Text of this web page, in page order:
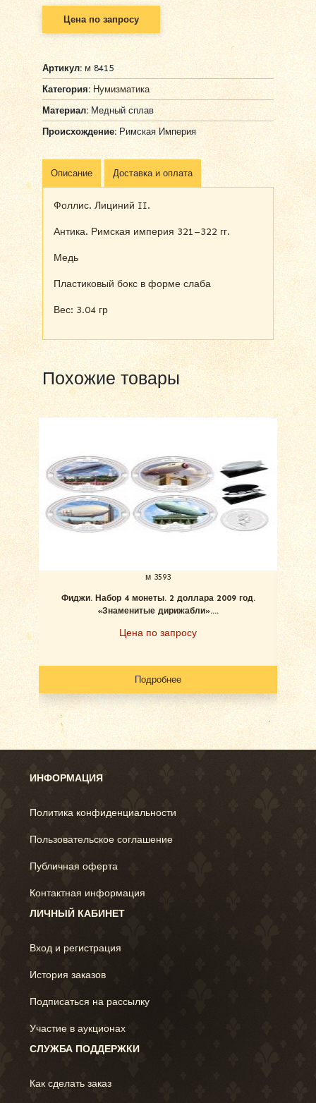
Цена по запросу
Артикул:м 8415
Категория: Нумизматика
Материал:Медный сплав
Происхождение: Римская Империя
Описание Доставка и оплата
Фоллис. Лициний II.
Антика. Римская империя 321–322 гг.
Медь
Пластиковый бокс в форме слаба
Вес: 3.04 гр
Похожие товары
м 3593
Фиджи. Набор 4 монеты. 2 доллара 2009 год.
«Знаменитые дирижабли»....
Цена по запросу
Подробнее
ИНФОРМАЦИЯ
Политика конфиденциальности
Пользовательское соглашение
Публичная оферта
Контактная информация
ЛИЧНЫЙ КАБИНЕТ
Вход и регистрация
История заказов
Подписаться на рассылку
Участие в аукционах
СЛУЖБА ПОДДЕРЖКИ
Как сделать заказ